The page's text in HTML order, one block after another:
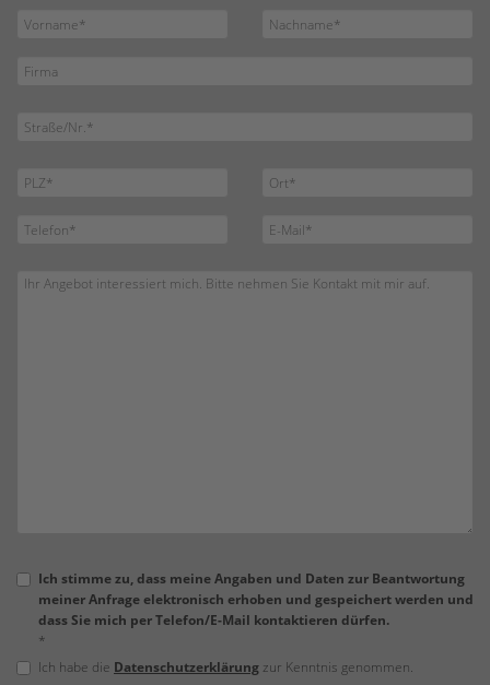
Ich stimme zu, dass meine Angaben und Daten zur Beantwortung
meiner Anfrage elektronisch erhoben und gespeichert werden und
dass Sie mich per Telefon/E-Mail kontaktieren dürfen.
*
Ich habe die Datenschutzerklärung zur Kenntnis genommen.